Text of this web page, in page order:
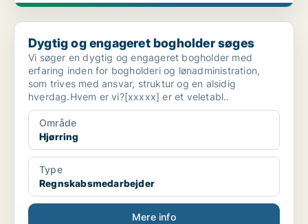
Dygtig og engageret bogholder søges
Dygtig og engageret bogholder søges
Vi søger en dygtig og engageret bogholder med
erfaring inden for bogholderi og lønadministration,
som trives med ansvar, struktur og en alsidig
hverdag.Hvem er vi?[xxxxx] er et veletabl..
Område
Hjørring
Type
Regnskabsmedarbejder
Mere info